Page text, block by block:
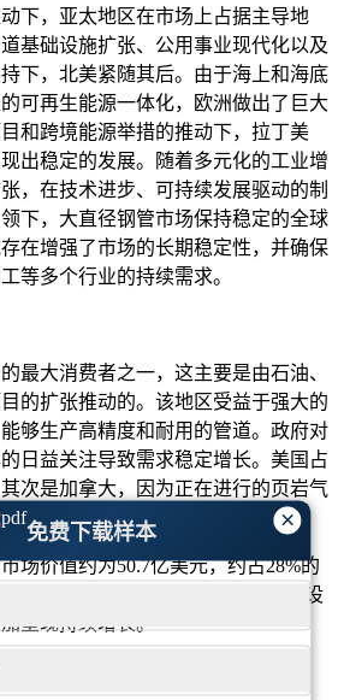
×
免费下载样本
下，亚太地区在市场上占据主导地
基础设施扩张、公用事业现代化以及
下，北美紧随其后。由于海上和海底
可再生能源一体化，欧洲做出了巨大
和跨境能源举措的推动下，拉丁美
出稳定的发展。随着多元化的工业增
，在技术进步、可持续发展驱动的制
下，大直径钢管市场保持稳定的全球
在增强了市场的长期稳定性，并确保
等多个行业的持续需求。
最大消费者之一，这主要是由石油、
的扩张推动的。该地区受益于强大的
够生产高精度和耐用的管道。政府对
日益关注导致需求稳定增长。美国占
次是加拿大，因为正在进行的页岩气
道更换项目加强了能源分配网络。
场价值约为50.7亿美元，约占28%的
将达到76.4亿美元，通过能源基础设
呈现持续增长。